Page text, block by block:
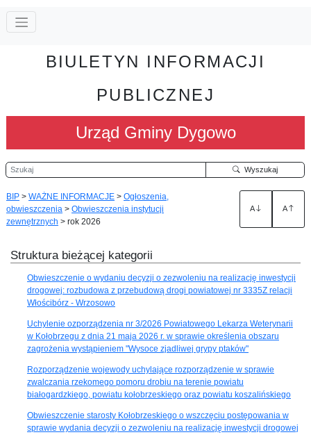
BIULETYN INFORMACJI
PUBLICZNEJ
Urząd Gminy Dygowo
Szukaj Wyszukaj
BIP > WAŻNE INFORMACJE > Ogłoszenia,
obwieszczenia > Obwieszczenia instytucji
zewnętrznych > rok 2026
A A
Struktura bieżącej kategorii
Obwieszczenie o wydaniu decyzji o zezwoleniu na realizację inwestycji
drogowej: rozbudowa z przebudową drogi powiatowej nr 3335Z relacji
Włościbórz - Wrzosowo
Uchylenie ozporządzenia nr 3/2026 Powiatowego Lekarza Weterynarii
w Kołobrzegu z dnia 21 maja 2026 r. w sprawie określenia obszaru
zagrożenia wystąpieniem "Wysoce zjadliwej grypy ptaków"
Rozporządzenie wojewody uchylające rozporządzenie w sprawie
zwalczania rzekomego pomoru drobiu na terenie powiatu
białogardzkiego, powiatu kołobrzeskiego oraz powiatu koszalińskiego
Obwieszczenie starosty Kołobrzeskiego o wszczęciu postępowania w
sprawie wydania decyzji o zezwoleniu na realizację inwestycji drogowej